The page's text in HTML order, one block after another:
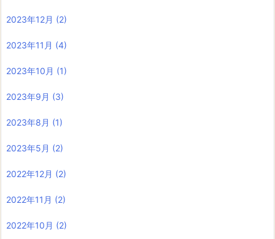
2023年12月 (2)
2023年11月 (4)
2023年10月 (1)
2023年9月 (3)
2023年8月 (1)
2023年5月 (2)
2022年12月 (2)
2022年11月 (2)
2022年10月 (2)